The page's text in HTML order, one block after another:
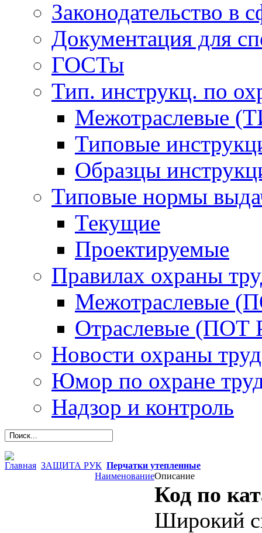
Законодательство в
Документация для
ГОСТы
Тип. инструкц. по
Межотраслевые
Типовые
Образцы
Типовые нормы
Текущие
Проектируемые
Правилах охраны
Межотраслевые
Отраслевые (ПОТ
Новости охраны
Юмор по охране
Надзор и контроль
Главная ЗАЩИТА РУК Перчатки утепленные
НаименованиеОписание
Код по
Широкий